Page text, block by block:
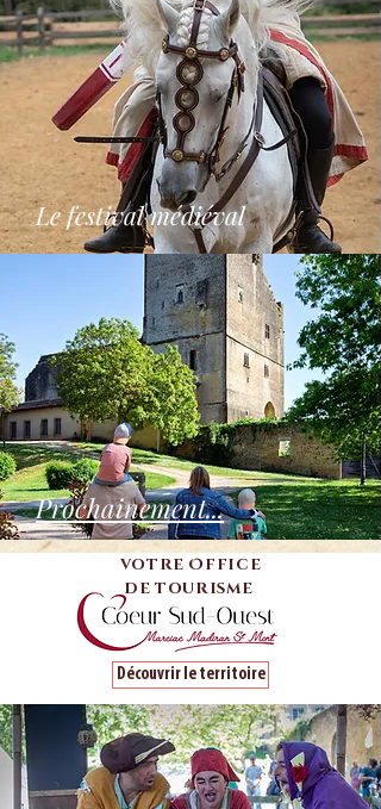
Le festival médiéval
Prochainement...
votre Office
de tourisme
Découvrir le territoire